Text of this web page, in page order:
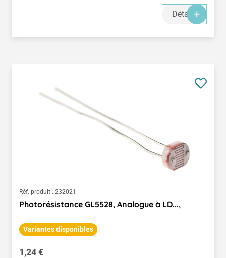
Détails
Réf. produit : 232021
Photorésistance GL5528, Analogue à LD...,
Variantes disponibles
Prix régulier :
1,24 €